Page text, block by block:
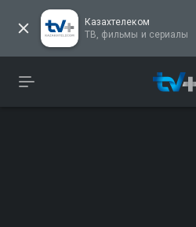
Казахтелеком
ТВ, фильмы и сериалы